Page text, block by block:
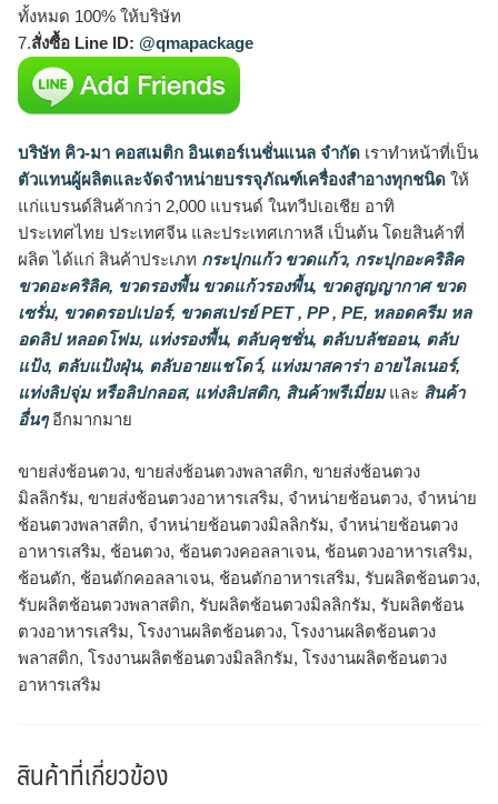
ทั้งหมด 100% ให้บริษัท
7.สั่งซื้อ Line ID: @qmapackage
บริษัท คิว-มา คอสเมติก อินเตอร์เนชั่นแนล จำกัด เราทำหน้าที่เป็น
ตัวแทนผู้ผลิตและจัดจำหน่ายบรรจุภัณฑ์เครื่องสำอางทุกชนิด ให้
แก่แบรนด์สินค้ากว่า 2,000 แบรนด์ ในทวีปเอเชีย อาทิ
ประเทศไทย ประเทศจีน และประเทศเกาหลี เป็นต้น โดยสินค้าที่
ผลิต ได้แก่ สินค้าประเภท กระปุกแก้ว ขวดแก้ว, กระปุกอะคริลิค
ขวดอะคริลิค, ขวดรองพื้น ขวดแก้วรองพื้น, ขวดสูญญากาศ ขวด
เซรั่ม, ขวดดรอปเปอร์, ขวดสเปรย์ PET , PP , PE, หลอดครีม หล
อดลิป หลอดโฟม, แท่งรองพื้น, ตลับคุชชั่น, ตลับบลัชออน, ตลับ
แป้ง, ตลับแป้งฝุ่น, ตลับอายแชโดว์, แท่งมาสคาร่า อายไลเนอร์,
แท่งลิปจุ่ม หรือลิปกลอส, แท่งลิปสติก, สินค้าพรีเมี่ยมและ สินค้า
อื่นๆอีกมากมาย
ขายส่งช้อนตวง, ขายส่งช้อนตวงพลาสติก, ขายส่งช้อนตวง
มิลลิกรัม, ขายส่งช้อนตวงอาหารเสริม, จำหน่ายช้อนตวง, จำหน่าย
ช้อนตวงพลาสติก, จำหน่ายช้อนตวงมิลลิกรัม, จำหน่ายช้อนตวง
อาหารเสริม, ช้อนตวง, ช้อนตวงคอลลาเจน, ช้อนตวงอาหารเสริม,
ช้อนตัก, ช้อนตักคอลลาเจน, ช้อนตักอาหารเสริม, รับผลิตช้อนตวง,
รับผลิตช้อนตวงพลาสติก, รับผลิตช้อนตวงมิลลิกรัม, รับผลิตช้อน
ตวงอาหารเสริม, โรงงานผลิตช้อนตวง, โรงงานผลิตช้อนตวง
พลาสติก, โรงงานผลิตช้อนตวงมิลลิกรัม, โรงงานผลิตช้อนตวง
อาหารเสริม
สินค้าที่เกี่ยวข้อง